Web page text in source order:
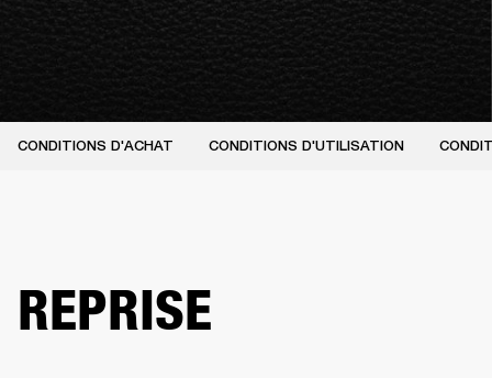
CONDITIONS D'ACHAT CONDITIONS D'UTILISATION
REPRISE